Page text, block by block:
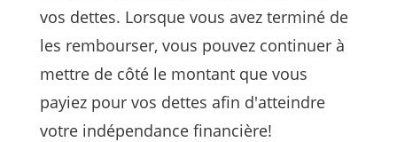
vos dettes. Lorsque vous avez terminé de
les rembourser, vous pouvez continuer à
mettre de côté le montant que vous
payiez pour vos dettes afin d'atteindre
votre indépendance financière!